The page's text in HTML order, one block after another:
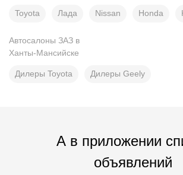
Toyota Лада Nissan Honda
Автосалоны ЗАЗ в
Ханты-Мансийске
Дилеры Toyota Дилеры Geely
А в приложении
объявлений